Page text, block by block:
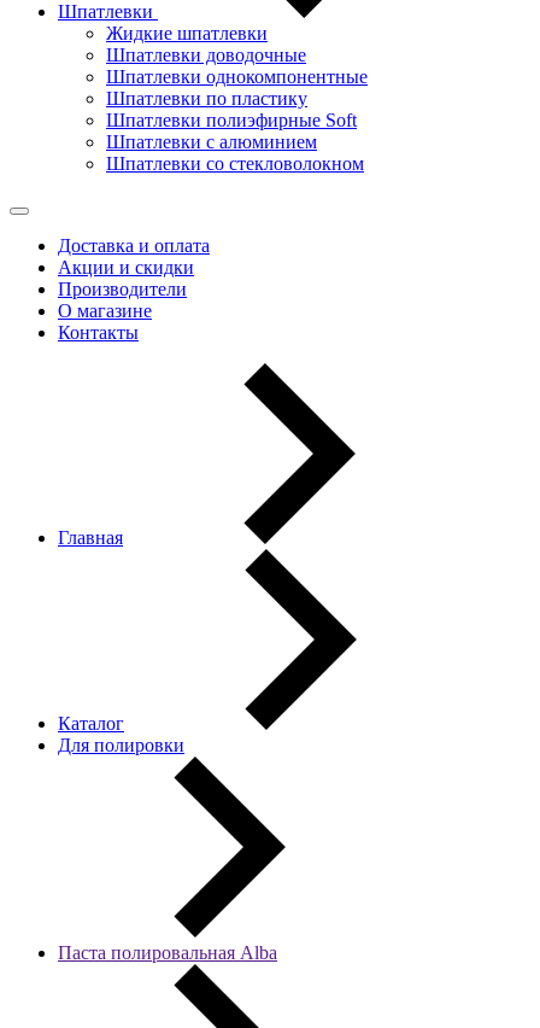
Шпатлевки
Жидкие шпатлевки
Шпатлевки доводочные
Шпатлевки однокомпонентные
Шпатлевки по пластику
Шпатлевки полиэфирные Soft
Шпатлевки с алюминием
Шпатлевки со стекловолокном
Доставка и оплата
Акции и скидки
Производители
О магазине
Контакты
Главная
Каталог
Для полировки
Паста полировальная Alba